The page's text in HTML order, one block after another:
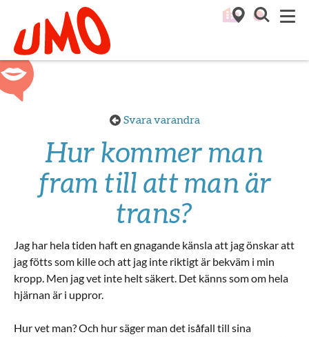
Till startsidan för Umo
Svara varandra
Hur kommer man
fram till att man är
trans?
Jag har hela tiden haft en gnagande känsla att jag önskar att
jag fötts som kille och att jag inte riktigt är bekväm i min
kropp. Men jag vet inte helt säkert. Det känns som om hela
hjärnan är i uppror.
Hur vet man? Och hur säger man det isåfall till sina